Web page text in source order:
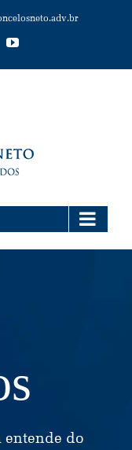
YouTube
entende do